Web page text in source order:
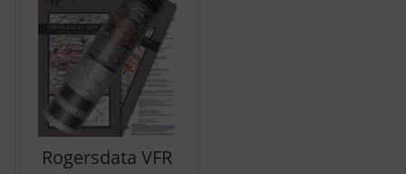
Rogersdata VFR